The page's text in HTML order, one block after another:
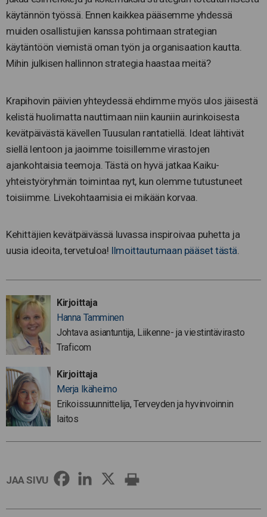
käytännön työssä. Ennen kaikkea pääsemme yhdessä
muiden osallistujien kanssa pohtimaan strategian
käytäntöön viemistä oman työn ja organisaation kautta.
Mihin julkisen hallinnon strategia haastaa meitä?
Krapihovin päivien yhteydessä ehdimme myös ulos jäisestä
kelistä huolimatta nauttimaan niin kauniin aurinkoisesta
kevätpäivästä kävellen Tuusulan rantatiellä. Ideat lähtivät
siellä lentoon ja jaoimme toisillemme virastojen
ajankohtaisia teemoja. Tästä on hyvä jatkaa Kaiku-
yhteistyöryhmän toimintaa nyt, kun olemme tutustuneet
toisiimme. Livekohtaamisia ei mikään korvaa.
Kehittäjien kevätpäivässä luvassa inspiroivaa puhetta ja
uusia ideoita, tervetuloa! Ilmoittautumaan pääset tästä
Kirjoittaja
Hanna Tamminen
Johtava asiantuntija, Liikenne- ja viestintävirasto
Traficom
Kirjoittaja
Merja Ikäheimo
Erikoissuunnittelija, Terveyden ja hyvinvoinnin
laitos
JAA SIVU